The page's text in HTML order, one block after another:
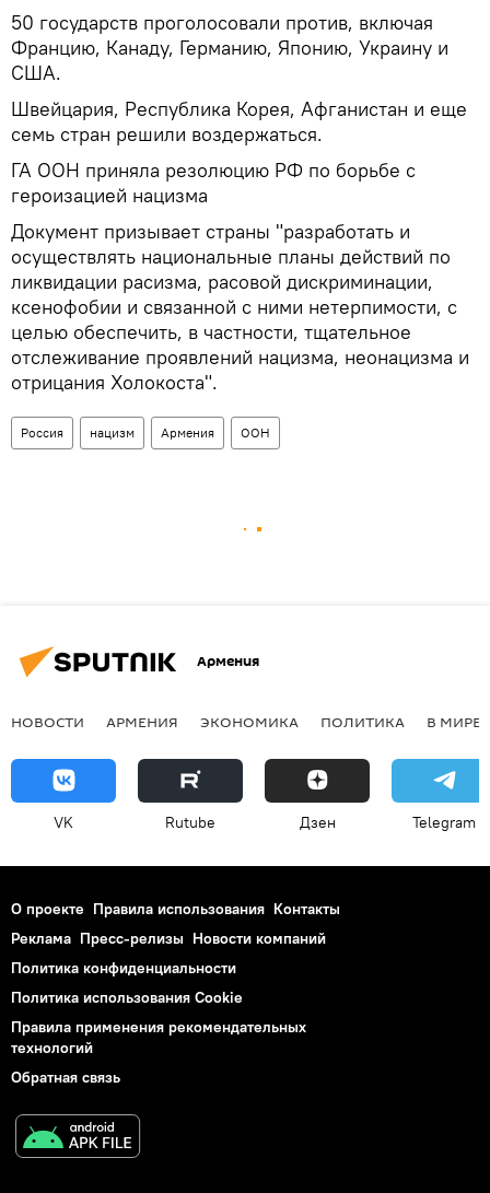
50 государств проголосовали против, включая
Францию, Канаду, Германию, Японию, Украину и
США.
Швейцария, Республика Корея, Афганистан и еще
семь стран решили воздержаться.
ГА ООН приняла резолюцию РФ по борьбе с
героизацией нацизма
Документ призывает страны "разработать и
осуществлять национальные планы действий по
ликвидации расизма, расовой дискриминации,
ксенофобии и связанной с ними нетерпимости, с
целью обеспечить, в частности, тщательное
отслеживание проявлений нацизма, неонацизма и
отрицания Холокоста".
Россия нацизм Армения ООН
Армения
НОВОСТИ АРМЕНИЯ ЭКОНОМИКА ПОЛИТИКА В МИРЕ
VK Rutube Дзен Telegram
О проекте Правила использования Контакты
Реклама Пресс-релизы Новости компаний
Политика конфиденциальности
Политика использования Cookie
Правила применения рекомендательных
технологий
Обратная связь